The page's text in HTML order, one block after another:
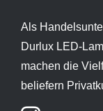
Als
Durlux LED-
machen die
beliefern